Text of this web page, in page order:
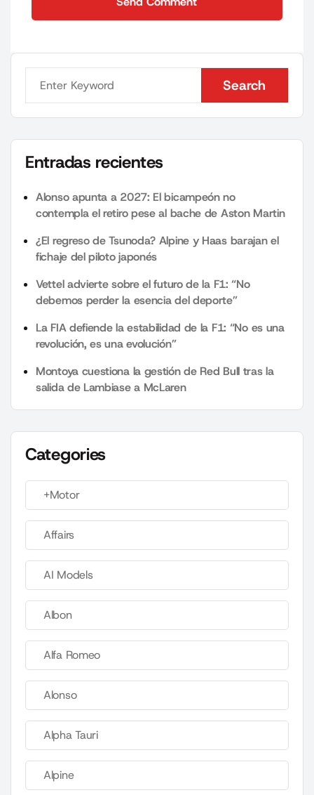
Search
Search
Entradas recientes
Alonso apunta a 2027: El bicampeón no
contempla el retiro pese al bache de Aston Martin
¿El regreso de Tsunoda? Alpine y Haas barajan el
fichaje del piloto japonés
Vettel advierte sobre el futuro de la F1: “No
debemos perder la esencia del deporte”
La FIA defiende la estabilidad de la F1: “No es una
revolución, es una evolución”
Montoya cuestiona la gestión de Red Bull tras la
salida de Lambiase a McLaren
Categories
+Motor
Affairs
AI Models
Albon
Alfa Romeo
Alonso
Alpha Tauri
Alpine